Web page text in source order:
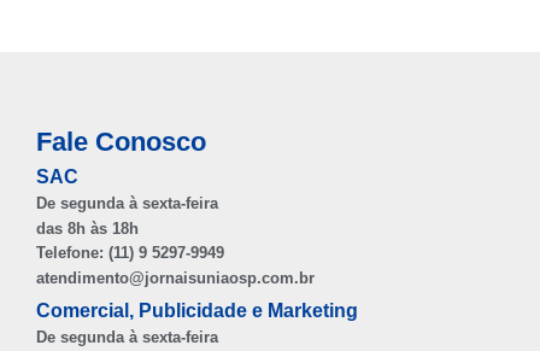
Fale Conosco
SAC
De segunda à sexta-feira
das 8h às 18h
Telefone: (11) 9 5297-9949
atendimento@jornaisuniaosp.com.br
Comercial, Publicidade e Marketing
De segunda à sexta-feira